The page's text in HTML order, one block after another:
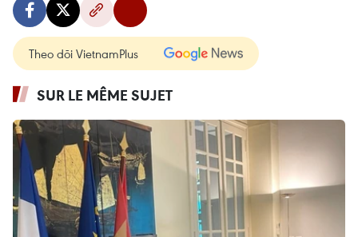
Theo dõi VietnamPlus
SUR LE MÊME SUJET